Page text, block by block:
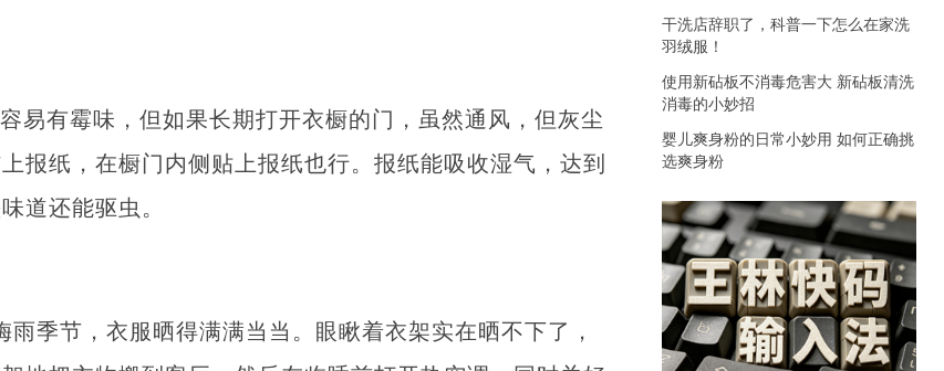
易有霉味，但如果长期打开衣橱的门，虽然通风，但灰尘
报纸，在橱门内侧贴上报纸也行。报纸能吸收湿气，达到
道还能驱虫。
季节，衣服晒得满满当当。眼瞅着衣架实在晒不下了，
干洗店辞职了，科普一下怎么在家洗
羽绒服！
使用新砧板不消毒危害大 新砧板清洗
消毒的小妙招
婴儿爽身粉的日常小妙用 如何正确挑
选爽身粉